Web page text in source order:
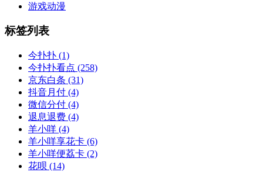
游戏动漫
标签列表
今扑扑 (1)
今扑扑看点 (258)
京东白条 (31)
抖音月付 (4)
微信分付 (4)
退息退费 (4)
羊小咩 (4)
羊小咩享花卡 (6)
羊小咩便荔卡 (2)
花呗 (14)